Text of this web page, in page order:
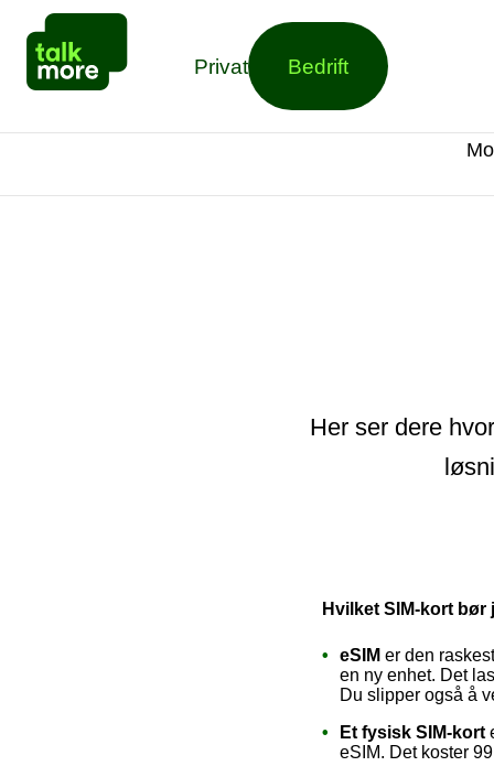
Privat Bedrift
Her ser dere
Hvilket SIM-kort bør
eSIM er den
en ny enhet. Det
Du slipper også å
Et fysisk SIM-kort
eSIM. Det koster